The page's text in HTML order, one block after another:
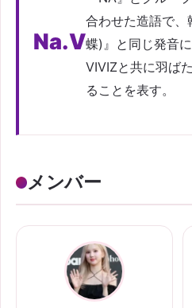
Na.V
合わせた造語で
蝶)』と同じ発音
VIVIZと共に羽ば
ることを表す。
メンバー